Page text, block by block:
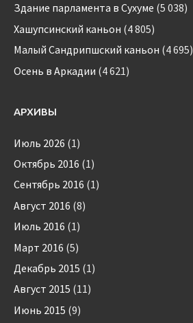
Здание парламента в Сухуме (5 038)
Хашупсинский каньон (4 805)
Малый Сандрипшский каньон (4 695)
Осень в Аркадии (4 621)
АРХИВЫ
Июль 2026 (1)
Октябрь 2016 (1)
Сентябрь 2016 (1)
Август 2016 (8)
Июль 2016 (1)
Март 2016 (5)
Декабрь 2015 (1)
Август 2015 (11)
Июнь 2015 (9)